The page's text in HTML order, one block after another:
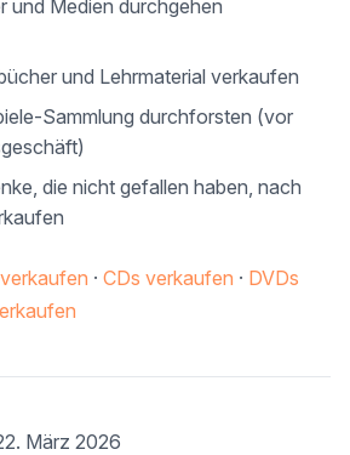
und Medien durchgehen
und Lehrmaterial verkaufen
Sammlung durchforsten (vor
die nicht gefallen haben, nach
· CDs verkaufen · DVDs
März 2026